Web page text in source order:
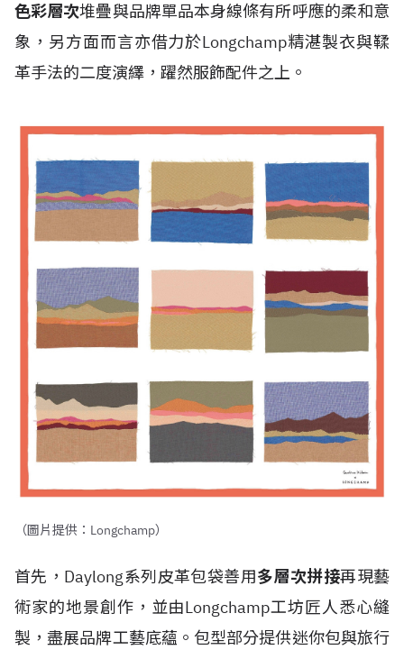
色彩層次堆疊與品牌單品本身線條有所呼應的柔和意
象，另方面而言亦借力於Longchamp精湛製衣與鞣
革手法的二度演繹，躍然服飾配件之上。
（圖片提供：Longchamp）
首先，Daylong系列皮革包袋善用多層次拼接再現藝
術家的地景創作，並由Longchamp工坊匠人悉心縫
製，盡展品牌工藝底蘊。包型部分提供迷你包與旅行